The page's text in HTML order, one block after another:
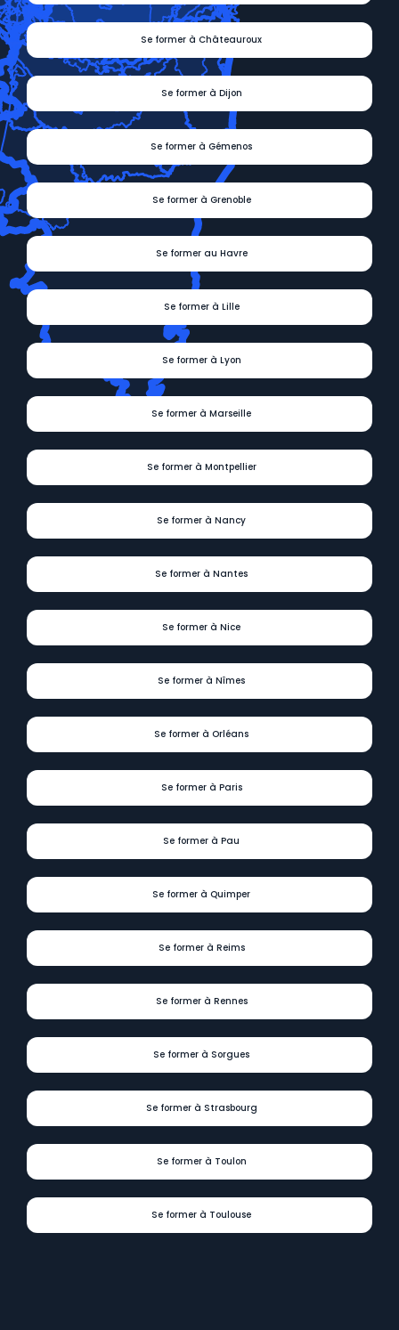
Se former à Châteauroux
Se former à Dijon
Se former à Gémenos
Se former à Grenoble
Se former au Havre
Se former à Lille
Se former à Lyon
Se former à Marseille
Se former à Montpellier
Se former à Nancy
Se former à Nantes
Se former à Nice
Se former à Nîmes
Se former à Orléans
Se former à Paris
Se former à Pau
Se former à Quimper
Se former à Reims
Se former à Rennes
Se former à Sorgues
Se former à Strasbourg
Se former à Toulon
Se former à Toulouse